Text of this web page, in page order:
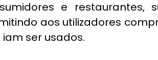
e restaurantes,
aos utilizadores
iam ser usados.